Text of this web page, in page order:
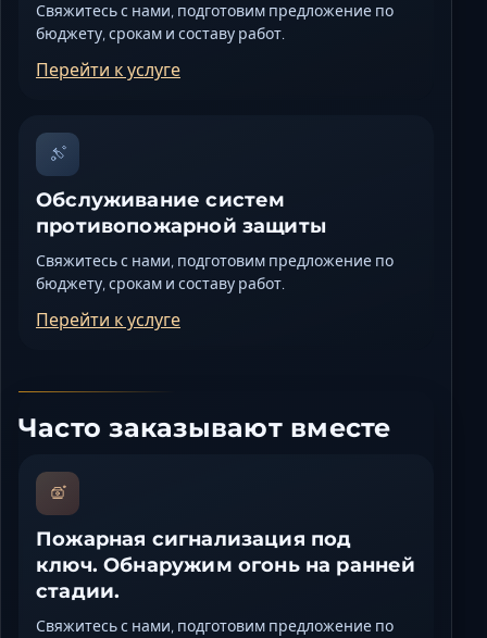
Свяжитесь с нами, подготовим предложение по
бюджету, срокам и составу работ.
Перейти к услуге
Обслуживание систем
противопожарной защиты
Свяжитесь с нами, подготовим предложение по
бюджету, срокам и составу работ.
Перейти к услуге
Часто заказывают вместе
Пожарная сигнализация под
ключ. Обнаружим огонь на ранней
стадии.
Свяжитесь с нами, подготовим предложение по